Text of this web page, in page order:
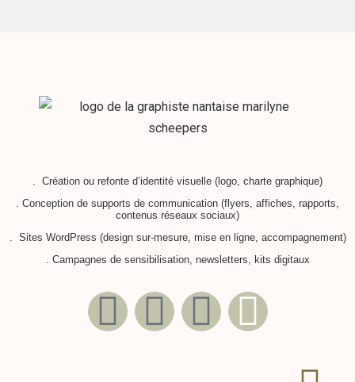
. Création ou refonte d’identité visuelle (logo, charte graphique)
. Conception de supports de communication (flyers, affiches, rapports,
contenus réseaux sociaux)
. Sites WordPress (design sur-mesure, mise en ligne, accompagnement)
. Campagnes de sensibilisation, newsletters, kits digitaux